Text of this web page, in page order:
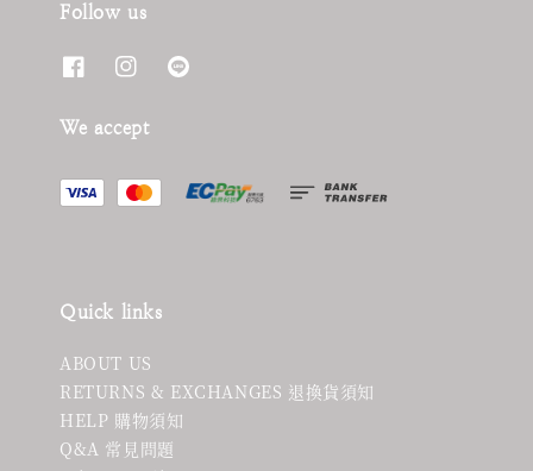
Follow us
We accept
Quick links
ABOUT US
RETURNS & EXCHANGES 退換貨須知
HELP 購物須知
Q&A 常見問題